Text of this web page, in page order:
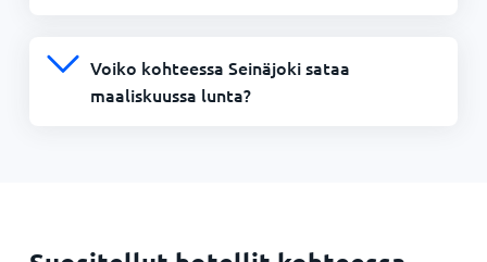
Voiko kohteessa Seinäjoki sataa
maaliskuussa lunta?